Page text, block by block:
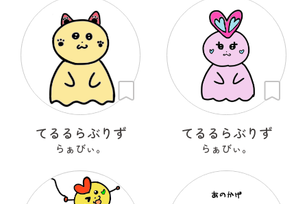
てるるらぶりず
らぁびぃ。
てるるらぶりず
らぁびぃ。